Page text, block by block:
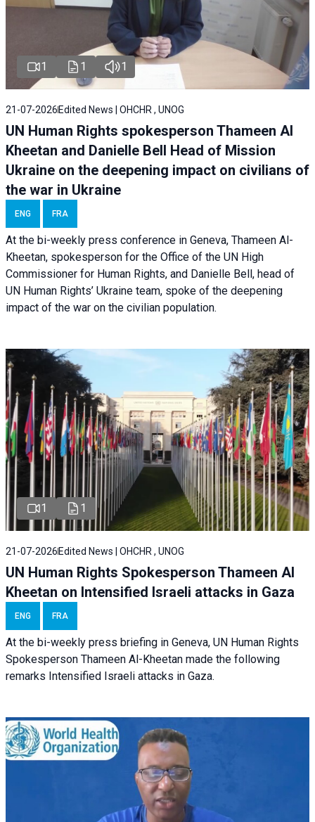
1 1 1
21-07-2026 Edited News | OHCHR , UNOG
UN Human Rights spokesperson Thameen Al
Kheetan and Danielle Bell Head of Mission
Ukraine on the deepening impact on civilians of
the war in Ukraine
ENG FRA
At the bi-weekly press conference in Geneva, Thameen Al-
Kheetan, spokesperson for the Office of the UN High
Commissioner for Human Rights, and Danielle Bell, head of
UN Human Rights’ Ukraine team, spoke of the deepening
impact of the war on the civilian population.
1 1
21-07-2026 Edited News | OHCHR , UNOG
UN Human Rights Spokesperson Thameen Al
Kheetan on Intensified Israeli attacks in Gaza
ENG FRA
At the bi-weekly press briefing in Geneva, UN Human Rights
Spokesperson Thameen Al-Kheetan made the following
remarks Intensified Israeli attacks in Gaza.